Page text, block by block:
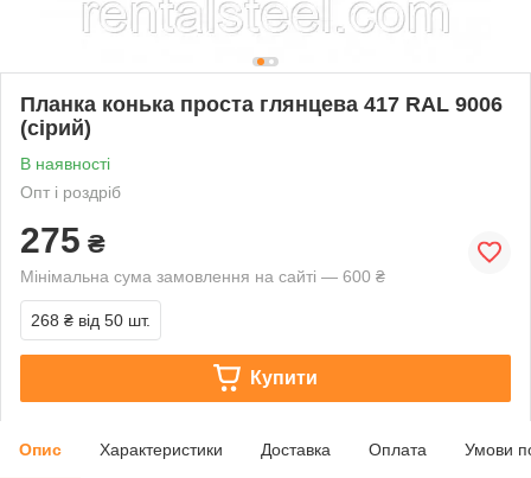
Планка конька проста глянцева 417 RAL 9006
(сірий)
В наявності
Опт і роздріб
275 ₴
Мінімальна сума замовлення на сайті — 600 ₴
268 ₴ від 50 шт.
Купити
Опис Характеристики Доставка Оплата Умови